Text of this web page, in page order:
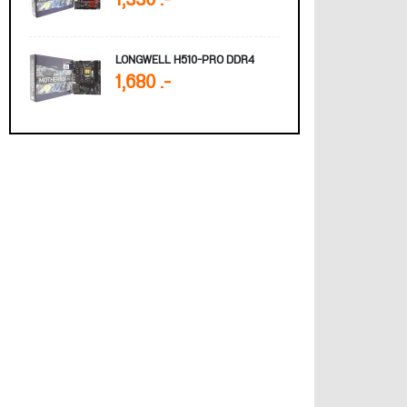
LONGWELL H510-PRO DDR4
1,680 .-